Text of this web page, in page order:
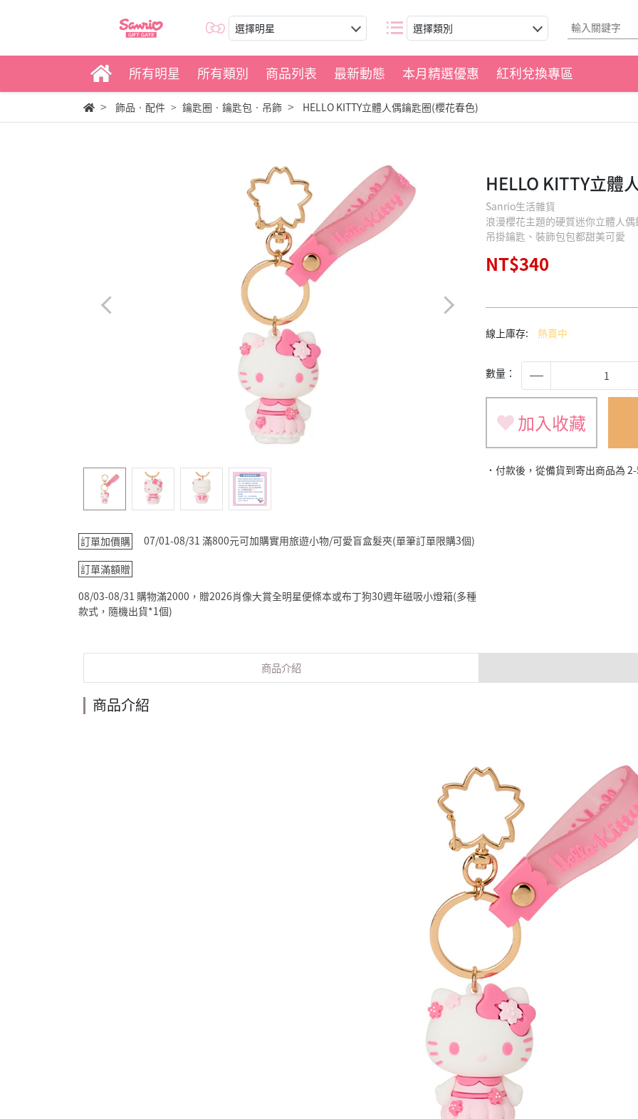
選擇明星 選擇類別
所有明星 所有類別 商品列表 最新動態 本月精選優惠 紅利兌換專區
飾品‧配件 鑰匙圈‧鑰匙包‧吊飾 HELLO KITTY立體人偶鑰匙圈(櫻花春色)
HELLO KITTY立體
Sanrio生活雜貨
浪漫櫻花主題的硬質迷你立體人
吊掛鑰匙、裝飾包包都甜美可愛
NT$340
線上庫存: 熱賣中
數量：
加入收藏
˙付款後，從備貨到寄出商品為
訂單加價購
07/01-08/31 滿800元可加購實用旅遊小物/可愛盲盒髮夾(單筆訂單限購3個)
訂單滿額贈
08/03-08/31 購物滿2000，贈2026肖像大賞全明星便條本或布丁狗30週年磁吸小燈箱(多種
款式，隨機出貨*1個)
商品介紹
商品介紹